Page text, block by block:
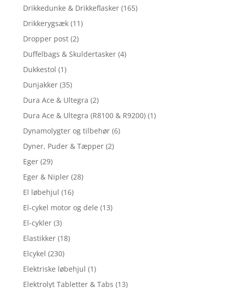
Drikkedunke & Drikkeflasker (165)
Drikkerygsæk (11)
Dropper post (2)
Duffelbags & Skuldertasker (4)
Dukkestol (1)
Dunjakker (35)
Dura Ace & Ultegra (2)
Dura Ace & Ultegra (R8100 & R9200) (1)
Dynamolygter og tilbehør (6)
Dyner, Puder & Tæpper (2)
Eger (29)
Eger & Nipler (28)
El løbehjul (16)
El-cykel motor og dele (13)
El-cykler (3)
Elastikker (18)
Elcykel (230)
Elektriske løbehjul (1)
Elektrolyt Tabletter & Tabs (13)